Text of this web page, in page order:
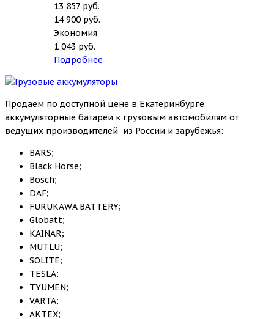
13 857 руб.
14 900 руб.
Экономия
1 043 руб.
Подробнее
Продаем по доступной цене в Екатеринбурге
аккумуляторные батареи к грузовым автомобилям от
ведущих производителей из России и зарубежья:
BARS;
Black Horse;
Bosch;
DAF;
FURUKAWA BATTERY;
Globatt;
KAINAR;
MUTLU;
SOLITE;
TESLA;
TYUMEN;
VARTA;
АКТЕХ;